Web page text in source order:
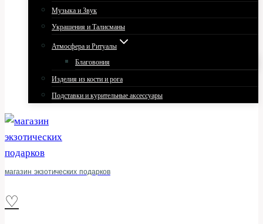
Музыка и Звук
Украшения и Талисманы
Атмосфера и Ритуалы
Благовония
Изделия из кости и рога
Подставки и курительные аксессуары
магазин экзотических подарков
♡